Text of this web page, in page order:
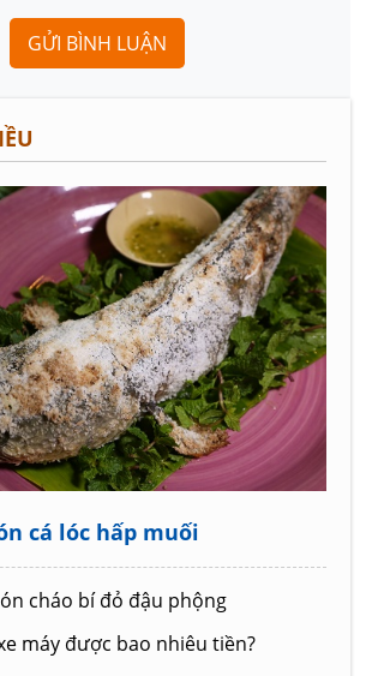
GỬI BÌNH LUẬN
cá lóc hấp muối
cháo bí đỏ đậu phộng
máy được bao nhiêu tiền?